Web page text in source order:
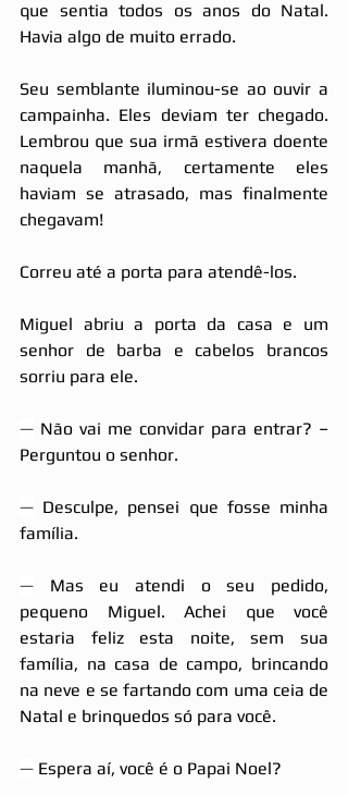
que sentia todos os anos do Natal.
Havia algo de muito errado.
Seu semblante iluminou-se ao ouvir a
campainha. Eles deviam ter chegado.
Lembrou que sua irmã estivera doente
naquela manhã, certamente eles
haviam se atrasado, mas finalmente
chegavam!
Correu até a porta para atendê-los.
Miguel abriu a porta da casa e um
senhor de barba e cabelos brancos
sorriu para ele.
— Não vai me convidar para entrar? –
Perguntou o senhor.
— Desculpe, pensei que fosse minha
família.
— Mas eu atendi o seu pedido,
pequeno Miguel. Achei que você
estaria feliz esta noite, sem sua
família, na casa de campo, brincando
na neve e se fartando com uma ceia de
Natal e brinquedos só para você.
— Espera aí, você é o Papai Noel?